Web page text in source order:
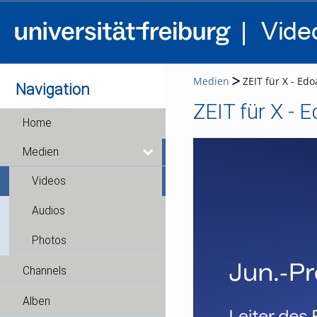
Navigation
Home
Medien
Videos
Audios
Photos
Channels
Alben
Medien ZEIT für X -
ZEIT für X -